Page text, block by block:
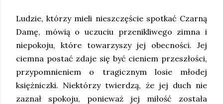
Ludzie, którzy mieli nieszczęście spotkać Czarną
Damę, mówią o uczuciu przenikliwego zimna i
niepokoju, które towarzyszy jej obecności. Jej
ciemna postać zdaje się być cieniem przeszłości,
przypomnieniem o tragicznym losie młodej
księżniczki. Niektórzy twierdzą, że jej duch nie
zaznał spokoju, ponieważ jej miłość została